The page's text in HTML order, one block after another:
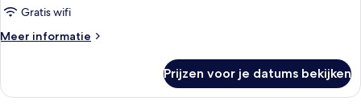
Gratis wifi
Meer informatie
Meer
tweepersoonskamer
Prijzen voor je datums bekijken